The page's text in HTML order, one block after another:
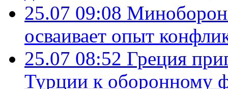
25.07 09:08
осваивает опыт
25.07 08:52 Греция
Турции к оборонному